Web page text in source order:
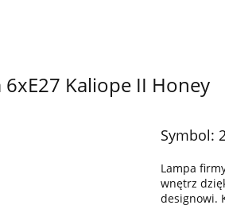
6xE27 Kaliope II Honey
Symbol:
Lampa
wnętrz
designowi.